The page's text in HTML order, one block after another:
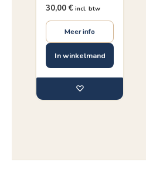
30,00 € incl. btw
Meer info
In winkelmand
♡